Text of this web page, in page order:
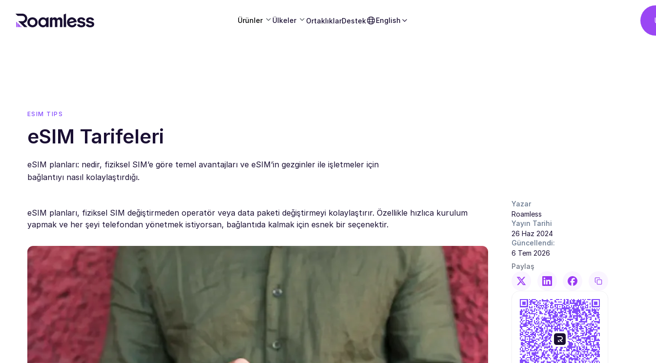
Ürünler Ülkeler OrtaklıklarDestek English
ESIM TIPS
eSIM Tarifeleri
eSIM planları: nedir, fiziksel SIM’e göre temel avantajları ve eSIM’in gezginler ile işletmeler için
bağlantıyı nasıl kolaylaştırdığı.
eSIM planları, fiziksel SIM değiştirmeden operatör veya data paketi değiştirmeyi kolaylaştırır. Özellikle hızlıca kurulum
yapmak ve her şeyi telefondan yönetmek istiyorsan, bağlantıda kalmak için esnek bir seçenektir.
Yazar
Roamless
Yayın Tarihi
26 Haz 2024
Güncellendi:
6 Tem 2026
Paylaş